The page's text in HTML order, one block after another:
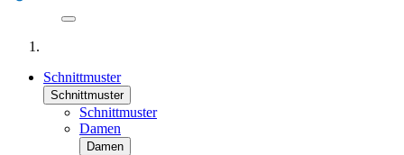
Schnittmuster
Schnittmuster
Schnittmuster
Damen
Damen